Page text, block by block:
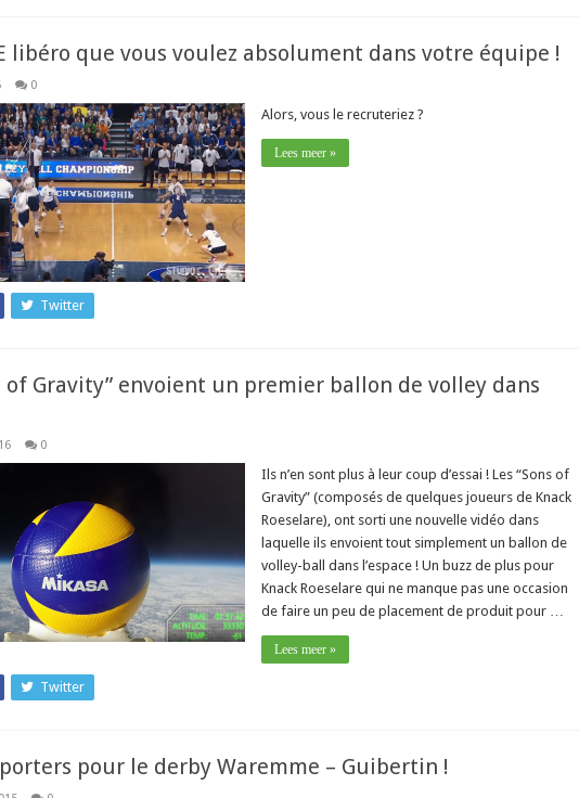
libéro que vous voulez absolument dans votre équipe !
0
Alors, vous le recruteriez ?
Lees meer »
Twitter
of Gravity” envoient un premier ballon de volley dans
0
Ils n’en sont plus à leur coup d’essai ! Les “Sons of
Gravity” (composés de quelques joueurs de Knack
Roeselare), ont sorti une nouvelle vidéo dans
laquelle ils envoient tout simplement un ballon de
volley-ball dans l’espace ! Un buzz de plus pour
Knack Roeselare qui ne manque pas une occasion
de faire un peu de placement de produit pour …
Lees meer »
Twitter
pour le derby Waremme – Guibertin !